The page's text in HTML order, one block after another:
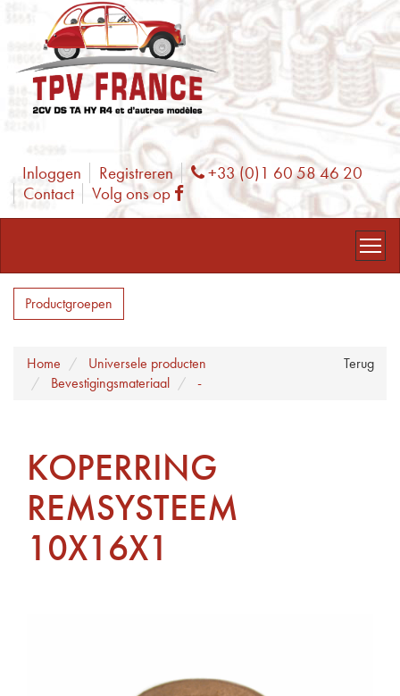
Inloggen Registreren Phone
+33 (0)1 60 58 46 20
Contact
Volg ons op Facebook
Productgroepen
Terug
Home
Universele producten
Bevestigingsmateriaal
-
KOPERRING
REMSYSTEEM
10X16X1